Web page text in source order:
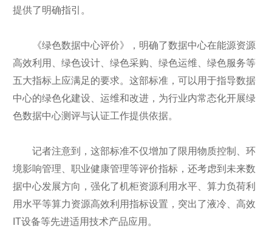
提供了明确指引。
《绿色数据中心评价》，明确了数据中心在能源资源
高效利用、绿色设计、绿色采购、绿色运维、绿色服务等
五大指标上应满足的要求。这部标准，可以用于指导数据
中心的绿色化建设、运维和改进，为行业内常态化开展绿
色数据中心测评与认证工作提供依据。
记者注意到，这部标准不仅增加了限用物质控制、环
境影响管理、职业健康管理等评价指标，还考虑到未来数
据中心发展方向，强化了机柜资源利用水平、算力负荷利
用水平等算力资源高效利用指标设置，突出了液冷、高效
IT设备等先进适用技术产品应用。